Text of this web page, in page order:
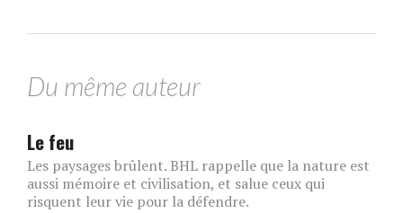
Du même auteur
Le feu
Les paysages brûlent. BHL rappelle que la nature est
aussi mémoire et civilisation, et salue ceux qui
risquent leur vie pour la défendre.